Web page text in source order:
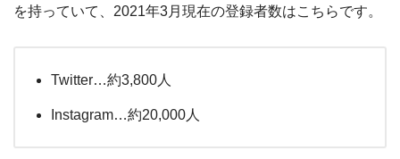
を持っていて、2021年3月現在の登録者数はこちらです。
Twitter…約3,800人
Instagram…約20,000人